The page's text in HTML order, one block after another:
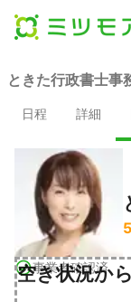
ときた行政書士事
日程 詳細
事業者確認済
空き状況か